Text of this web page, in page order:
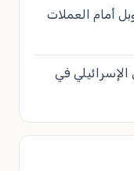
أمام العملات
الإسرائيلي في